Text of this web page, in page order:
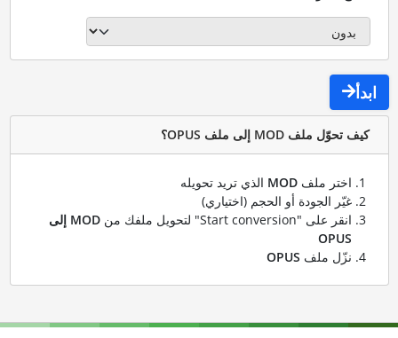
ابدأ
كيف تحوّل ملف MOD إلى ملف OPUS؟
اختر ملف MODالذي تريد تحويله
غيّر الجودة أو الحجم (اختياري)
انقر على "Start conversion" لتحويل ملفك من
MOD إلى
OPUS
نزّل ملف OPUS